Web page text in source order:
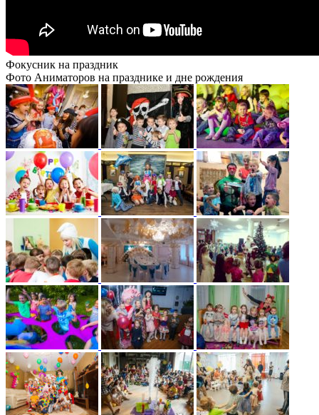
Фокусник на праздник
Фото Аниматоров на празднике и дне рождения